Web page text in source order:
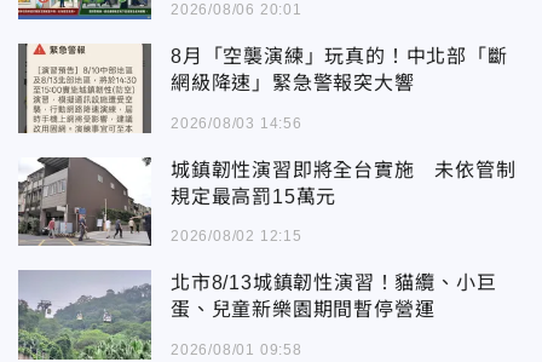
2026/08/06 20:01
8月「空襲演練」玩真的！中北部「斷
網級降速」緊急警報突大響
2026/08/03 14:56
城鎮韌性演習即將全台實施 未依管制
規定最高罰15萬元
2026/08/02 12:15
北市8/13城鎮韌性演習！貓纜、小巨
蛋、兒童新樂園期間暫停營運
2026/08/01 09:58